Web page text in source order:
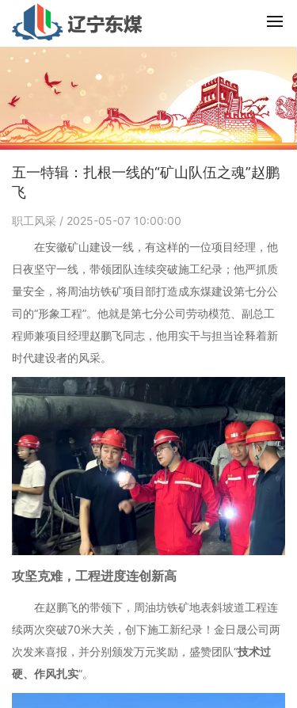
五一特辑：扎根一线的“矿山队伍之魂”赵鹏
飞
职工风采 / 2025-05-07 10:00:00
在安徽矿山建设一线，有这样的一位项目经理，他
日夜坚守一线，带领团队连续突破施工纪录；他严抓质
量安全，将周油坊铁矿项目部打造成东煤建设第七分公
司的“形象工程”。他就是第七分公司劳动模范、副总工
程师兼项目经理赵鹏飞同志，他用实干与担当诠释着新
时代建设者的风采。
攻坚克难，工程进度连创新高
在赵鹏飞的带领下，周油坊铁矿地表斜坡道工程连
续两次突破70米大关，创下施工新纪录！金日晟公司两
次发来喜报，并分别颁发万元奖励，盛赞团队“技术过
硬、作风扎实”。